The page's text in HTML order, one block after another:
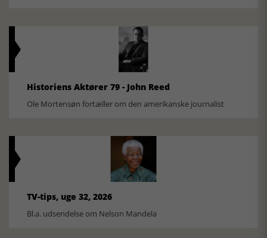
Historiens Aktører 79 - John Reed
Ole Mortensøn fortæller om den amerikanske journalist
TV-tips, uge 32, 2026
Bl.a. udsendelse om Nelson Mandela